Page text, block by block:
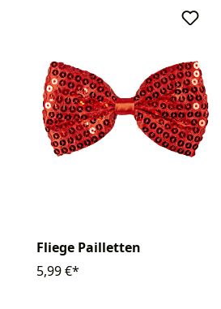
Fliege Pailletten
5,99 €*